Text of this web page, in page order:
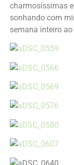
charmosíssimas
sonhando com
semana inteiro